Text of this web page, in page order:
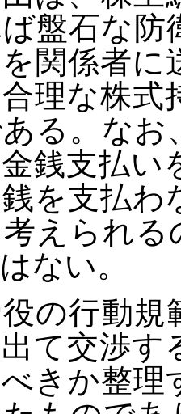
盤石な
関係者
理な株式
る。な
銭支払い
を支払わ
えられ
ない。
の行動
て交渉
きか整